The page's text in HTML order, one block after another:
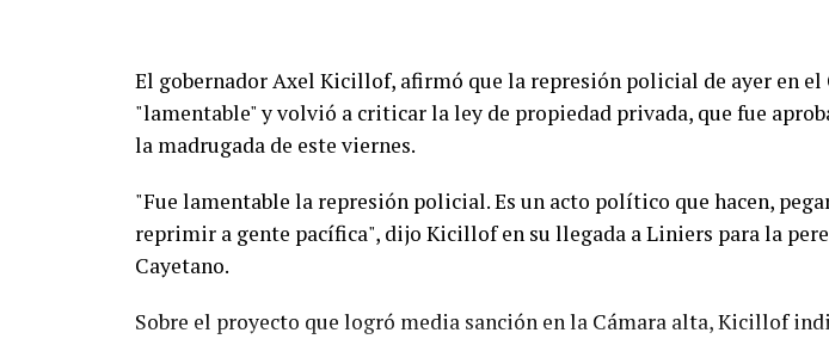
El gobernador Axel Kicillof, afirmó que la represión policial de ayer en el
"lamentable" y volvió a criticar la ley de propiedad privada, que fue
la madrugada de este viernes.
"Fue lamentable la represión policial. Es un acto político que hacen,
reprimir a gente pacífica", dijo Kicillof en su llegada a Liniers para la
Cayetano.
Sobre el proyecto que logró media sanción en la Cámara alta, Kicillof